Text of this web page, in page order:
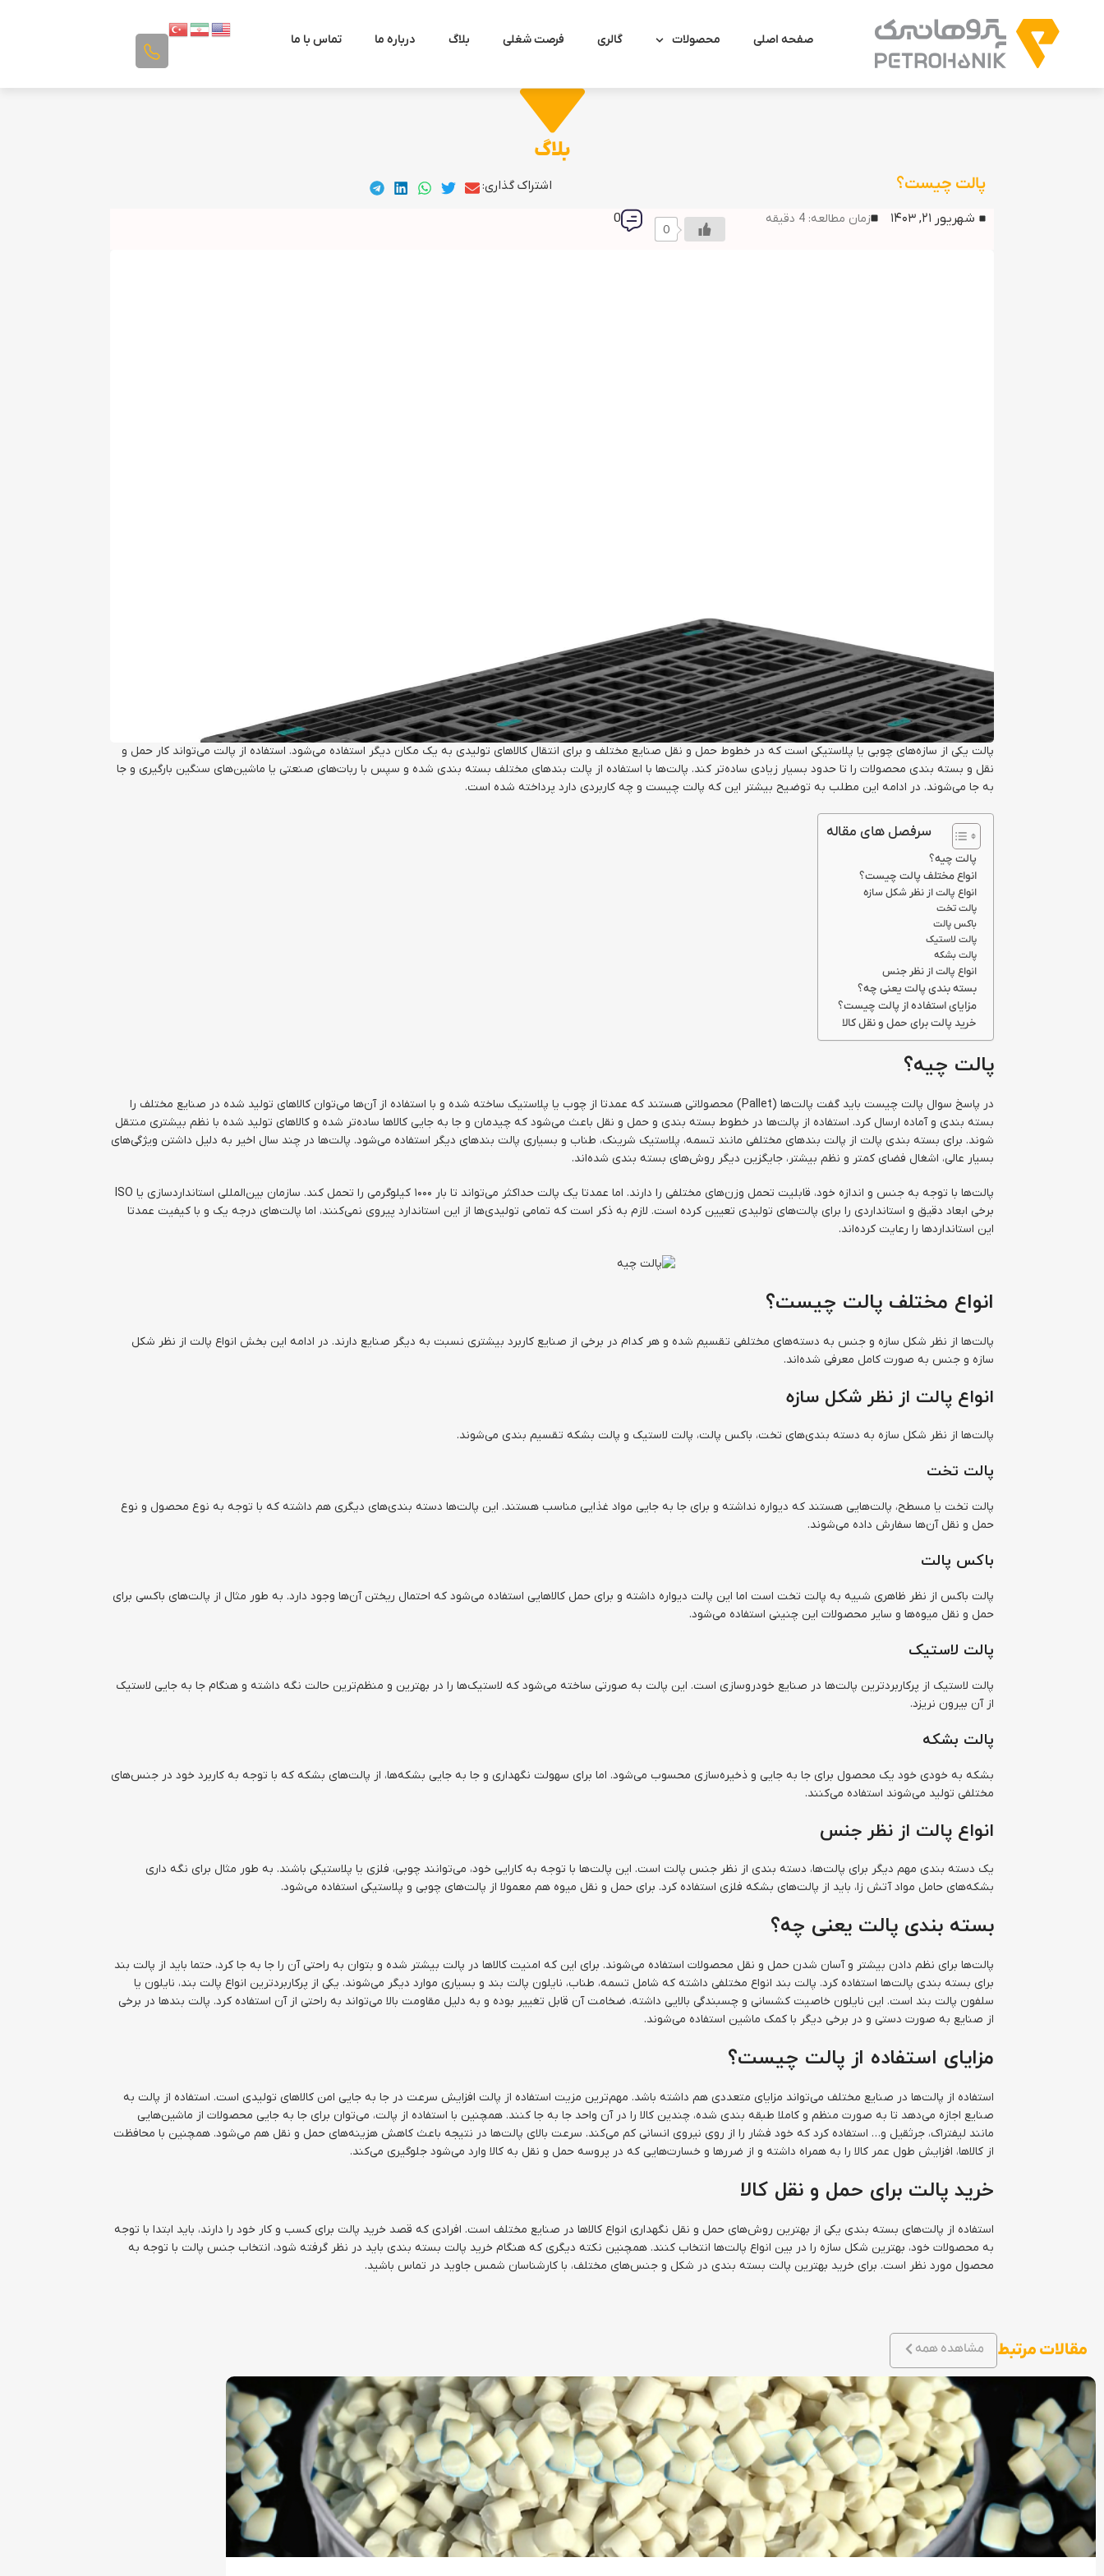
صفحه اصلی محصولات گالری فرصت شغلی بلاگ درباره ما تماس با ما
بلاگ
پالت چیست؟
اشتراک گذاری:
شهریور ۲۱, ۱۴۰۳
زمان مطالعه: 4 دقیقه
0
0
پالت یکی از سازه‌های چوبی یا پلاستیکی است که در خطوط حمل و نقل صنایع مختلف و برای انتقال کالاهای تولیدی به یک مکان دیگر استفاده می‌شود. استفاده از پالت می‌تواند کار حمل و
نقل و بسته بندی محصولات را تا حدود بسیار زیادی ساده‌تر کند. پالت‌ها با استفاده از پالت بندهای مختلف بسته بندی شده و سپس با ربات‌های صنعتی یا ماشین‌های سنگین بارگیری و جا
به جا می‌شوند. در ادامه این مطلب به توضیح بیشتر این که پالت چیست و چه کاربردی دارد پرداخته شده است.
سرفصل های مقاله
پالت چیه؟
انواع مختلف پالت چیست؟
انواع پالت از نظر شکل سازه
پالت تخت
باکس پالت
پالت لاستیک
پالت بشکه
انواع پالت از نظر جنس
بسته بندی پالت یعنی چه؟
مزایای استفاده از پالت چیست؟
خرید پالت برای حمل و نقل کالا
پالت چیه؟
در پاسخ سوال پالت چیست باید گفت پالت‌ها (Pallet) محصولاتی هستند که عمدتا از چوب یا پلاستیک ساخته شده و با استفاده از آن‌ها می‌توان کالاهای تولید شده در صنایع مختلف را
بسته بندی و آماده ارسال کرد. استفاده از پالت‌ها در خطوط بسته بندی و حمل و نقل باعث می‌شود که چیدمان و جا به جایی کالاها ساده‌تر شده و کالاهای تولید شده با نظم بیشتری منتقل
شوند. برای بسته بندی پالت از پالت بندهای مختلفی مانند تسمه، پلاستیک شرینک، طناب و بسیاری پالت بندهای دیگر استفاده می‌شود. پالت‌ها در چند سال اخیر به دلیل داشتن ویژگی‌های
بسیار عالی، اشغال فضای کمتر و نظم بیشتر، جایگزین دیگر روش‌های بسته بندی شده‌اند.
پالت‌ها با توجه به جنس و اندازه خود، قابلیت تحمل وزن‌های مختلفی را دارند. اما عمدتا یک پالت حداکثر می‌تواند تا بار ۱۰۰۰ کیلوگرمی را تحمل کند. سازمان بین‌المللی استاندارد‌سازی یا ISO
برخی ابعاد دقیق و استانداردی را برای پالت‌های تولیدی تعیین کرده است. لازم به ذکر است که تمامی تولیدی‌ها از این استاندارد پیروی نمی‌کنند، اما پالت‌های درجه یک و با کیفیت عمدتا
این استانداردها را رعایت کرده‌اند.
انواع مختلف پالت چیست؟
پالت‌ها از نظر شکل سازه و جنس به دسته‌های مختلفی تقسیم شده و هر کدام در برخی از صنایع کاربرد بیشتری نسبت به دیگر صنایع دارند. در ادامه این بخش انواع پالت از نظر شکل
سازه و جنس به صورت کامل معرفی شده‌اند.
انواع پالت از نظر شکل سازه
پالت‌ها از نظر شکل سازه به دسته بندی‌های تخت، باکس پالت، پالت لاستیک و پالت بشکه تقسیم بندی می‌شوند.
پالت تخت
پالت تخت یا مسطح، پالت‌هایی هستند که دیواره نداشته و برای جا به جایی مواد غذایی مناسب هستند. این پالت‌ها دسته بندی‌های دیگری هم داشته که با توجه به نوع محصول و نوع
حمل و نقل آن‌ها سفارش داده می‌شوند.
باکس پالت
پالت باکس از نظر ظاهری شبیه به پالت تخت است اما این پالت دیواره داشته و برای حمل کالاهایی استفاده می‌شود که احتمال ریختن آن‌ها وجود دارد. به طور مثال از پالت‌های باکسی برای
حمل و نقل میوه‌ها و سایر محصولات این چنینی استفاده می‌شود.
پالت لاستیک
پالت لاستیک از پرکاربردترین پالت‌ها در صنایع خودروسازی است. این پالت به صورتی ساخته می‌شود که لاستیک‌ها را در بهترین و منظم‌ترین حالت نگه داشته و هنگام جا به جایی لاستیک
از آن بیرون نریزد.
پالت بشکه
بشکه به خودی خود یک محصول برای جا به جایی و ذخیره‌سازی محسوب می‌شود. اما برای سهولت نگهداری و جا به جایی بشکه‌ها، از پالت‌های بشکه که با توجه به کاربرد خود در جنس‌های
مختلفی تولید می‌شوند استفاده می‌کنند.
انواع پالت از نظر جنس
یک دسته بندی مهم دیگر برای پالت‌ها، دسته بندی از نظر جنس پالت است. این پالت‌ها با توجه به کارایی خود، می‌توانند چوبی، فلزی یا پلاستیکی باشند. به طور مثال برای نگه داری
بشکه‌های حامل مواد آتش زا، باید از پالت‌های بشکه فلزی استفاده کرد. برای حمل و نقل میوه هم معمولا از پالت‌های چوبی و پلاستیکی استفاده می‌شود.
بسته بندی پالت یعنی چه؟
پالت‌ها برای نظم دادن بیشتر و آسان شدن حمل و نقل محصولات استفاده می‌شوند. برای این که امنیت کالاها در پالت بیشتر شده و بتوان به راحتی آن را جا به جا کرد، حتما باید از پالت بند
برای بسته بندی پالت‌ها استفاده کرد. پالت بند انواع مختلفی داشته که شامل تسمه، طناب، نایلون پالت بند و بسیاری موارد دیگر می‌شوند. یکی از پرکاربردترین انواع پالت بند، نایلون یا
سلفون پالت بند است. این نایلون خاصیت کشسانی و چسبندگی بالایی داشته، ضخامت آن قابل تغییر بوده و به دلیل مقاومت بالا می‌تواند به راحتی از آن استفاده کرد. پالت بندها در برخی
از صنایع به صورت دستی و در برخی دیگر با کمک ماشین استفاده می‌شوند.
مزایای استفاده از پالت چیست؟
استفاده از پالت‌ها در صنایع مختلف می‌تواند مزایای متعددی هم داشته باشد. مهم‌ترین مزیت استفاده از پالت افزایش سرعت در جا به جایی امن کالاهای تولیدی است. استفاده از پالت به
صنایع اجازه می‌دهد تا به صورت منظم و کاملا طبقه بندی شده، چندین کالا را در آن واحد جا به جا کنند. همچنین با استفاده از پالت، می‌توان برای جا به جایی محصولات از ماشین‌هایی
مانند لیفتراک، جرثقیل و… استفاده کرد که خود فشار را از روی نیروی انسانی کم می‌کند. سرعت بالای پالت‌ها در نتیجه باعث کاهش هزینه‌های حمل و نقل هم می‌شود. همچنین با محافظت
از کالاها، افزایش طول عمر کالا را به همراه داشته و از ضررها و خسارت‌هایی که در پروسه حمل و نقل به کالا وارد می‌شود جلوگیری می‌کند.
خرید پالت برای حمل و نقل کالا
استفاده از پالت‌های بسته بندی یکی از بهترین روش‌های حمل و نقل نگهداری انواع کالاها در صنایع مختلف است. افرادی که قصد خرید پالت برای کسب و کار خود را دارند، باید ابتدا با توجه
به محصولات خود، بهترین شکل سازه را در بین انواع پالت‌ها انتخاب کنند. همچنین نکته دیگری که هنگام خرید پالت بسته بندی باید در نظر گرفته شود، انتخاب جنس پالت با توجه به
محصول مورد نظر است. برای خرید بهترین پالت بسته بندی در شکل و جنس‌های مختلف، با کارشناسان شمس جاوید در تماس باشید.
مقالات مرتبط مشاهده همه